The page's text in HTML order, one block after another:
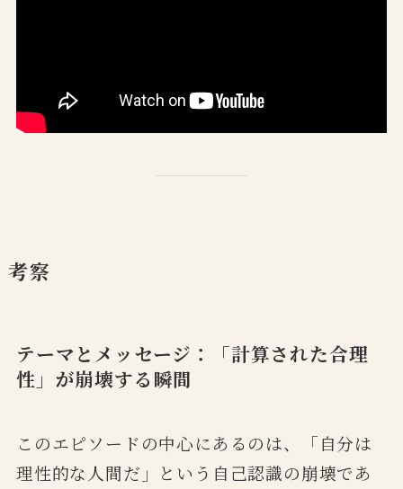
考察
テーマとメッセージ：「計算された合理
性」が崩壊する瞬間
このエピソードの中心にあるのは、「自分は
理性的な人間だ」という自己認識の崩壊であ